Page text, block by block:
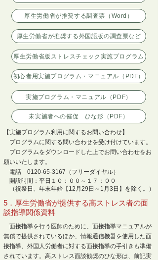
厚生労働省が推奨する調査票（Word）
厚生労働省が推奨する外国語版の調査票など
厚生労働省版ストレスチェック実施プログラム
初心者用実施プログラム・マニュアル（PDF）
実施プログラム・マニュアル（PDF）
未実施者への催促 ひな形（PDF）
【実施プログラム利用に関するお問い合わせ】
プログラムに関する問い合わせを受け付けています。
プログラムをダウンロードした上でお問い合わせをお
願いいたします。
電話 0120-65-3167 （フリーダイヤル）
開設時間：平日１０：００～１７：００
（祝祭日、年末年始【12月29日～1月3日】を除く。）
5．厚生労働省が提供する高ストレス者の面
談指導関係資料
面接指導を行う医師のために、面接指導マニュアルが
無償で提供されているほか、情報通信機器を使用した面
接指導、外国人労働者に対する面接指導の手引きも準備
されています。高ストレス面談勧奨のひな形は、前記実